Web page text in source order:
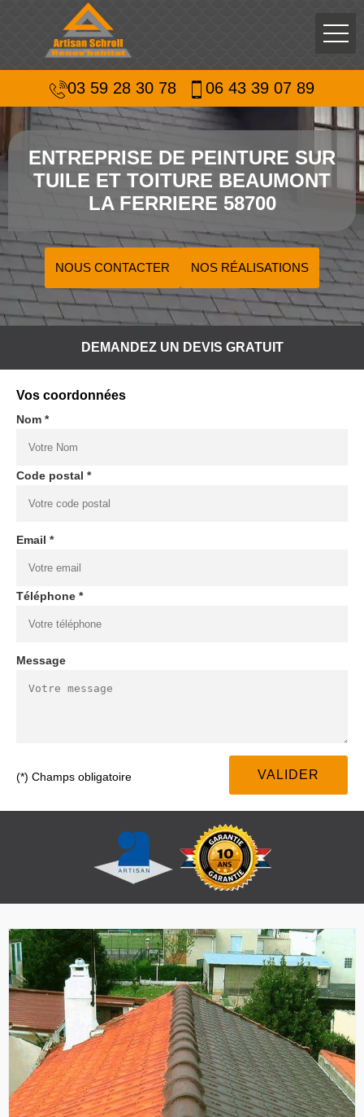
03 59 28 30 78 06 43 39 07 89
ENTREPRISE DE PEINTURE SUR
TUILE ET TOITURE BEAUMONT
LA FERRIERE 58700
NOUS CONTACTER NOS RÉALISATIONS
DEMANDEZ UN DEVIS GRATUIT
Vos coordonnées
Nom *
Code postal *
Email *
Téléphone *
Message
(*) Champs obligatoire